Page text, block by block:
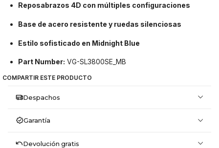
Reposabrazos 4D con múltiples configuraciones
Base de acero resistente y ruedas silenciosas
Estilo sofisticado en Midnight Blue
Part Number: VG-SL3800SE_MB
COMPARTIR ESTE PRODUCTO
Despachos
Garantía
Devolución gratis